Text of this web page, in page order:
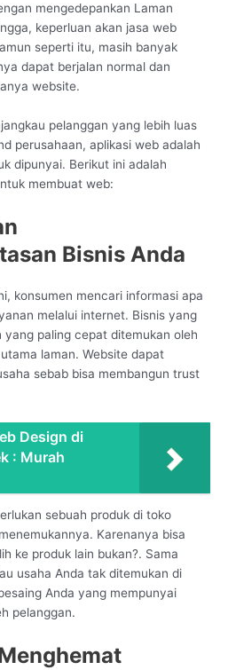
mengedepankan Laman
keperluan akan jasa web
seperti itu, masih banyak
dapat berjalan normal dan
website.
pelanggan yang lebih luas
perusahaan, aplikasi web adalah
dipunyai. Berikut ini adalah
membuat web:
Bisnis Anda
konsumen mencari informasi apa
melalui internet. Bisnis yang
yang paling cepat ditemukan oleh
laman. Website dapat
sebab bisa membangun trust
Design di
: Murah
sebuah produk di toko
Karenanya bisa
ke produk lain bukan?. Sama
usaha Anda tak ditemukan di
Anda yang mempunyai
pelanggan.